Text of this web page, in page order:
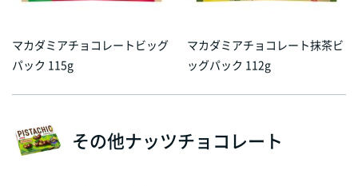
マカダミアチョコレートビッグ
パック 115g
マカダミアチョコレート抹茶ビ
ッグパック 112g
その他ナッツチョコレート